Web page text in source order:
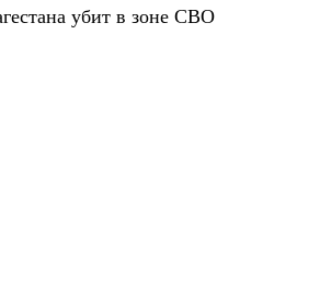
убит в зоне СВО